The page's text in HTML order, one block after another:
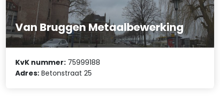
Van Bruggen Metaalbewerking
KvK nummer: 75999188
Adres: Betonstraat 25